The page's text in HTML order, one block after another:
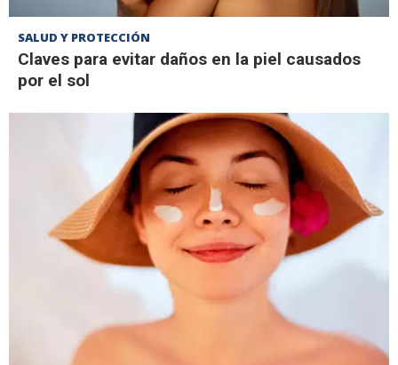
SALUD Y PROTECCIÓN
Claves para evitar daños en la piel causados
por el sol